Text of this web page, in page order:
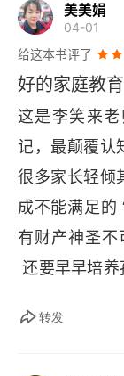
匙，照见自身
塑。
美美娟
04-01
给这本书评了
好的家庭教育
这是李笑来
记，最颠覆认
很多家长轻倾
成不能满足的
有财产神圣不
还要早早培养
的最终目的是
转发